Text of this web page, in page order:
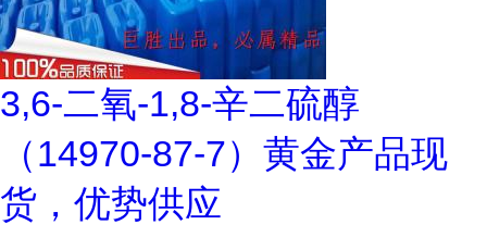
3,6-二氧-1,8-辛二硫醇
（14970-87-7）黄金产品现
货，优势供应